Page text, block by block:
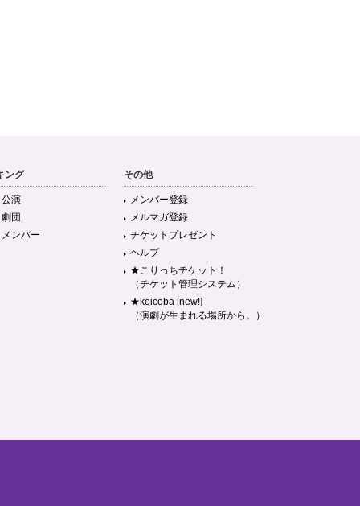
ング
演
団
ンバー
その他
メンバー登録
メルマガ登録
チケットプレゼント
ヘルプ
★こりっちチケット！
（チケット管理システム）
★keicoba [new!]
（演劇が生まれる場所から。）